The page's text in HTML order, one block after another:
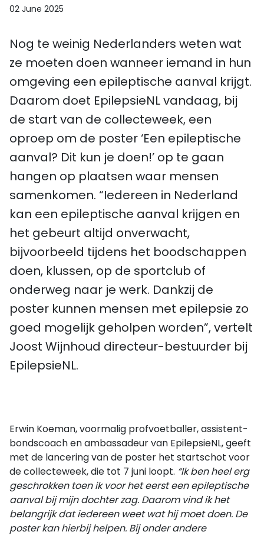
02 June 2025
Nog te weinig Nederlanders weten wat
ze moeten doen wanneer iemand in hun
omgeving een epileptische aanval krijgt.
Daarom doet EpilepsieNL vandaag, bij
de start van de collecteweek, een
oproep om de poster ‘Een epileptische
aanval? Dit kun je doen!’ op te gaan
hangen op plaatsen waar mensen
samenkomen. “Iedereen in Nederland
kan een epileptische aanval krijgen en
het gebeurt altijd onverwacht,
bijvoorbeeld tijdens het boodschappen
doen, klussen, op de sportclub of
onderweg naar je werk. Dankzij de
poster kunnen mensen met epilepsie zo
goed mogelijk geholpen worden”, vertelt
Joost Wijnhoud directeur-bestuurder bij
EpilepsieNL.
Erwin Koeman, voormalig profvoetballer, assistent-
bondscoach en ambassadeur van EpilepsieNL, geeft
met de lancering van de poster het startschot voor
de collecteweek, die tot 7 juni loopt. “Ik ben heel erg
geschrokken toen ik voor het eerst een epileptische
aanval bij mijn dochter zag. Daarom vind ik het
belangrijk dat iedereen weet wat hij moet doen. De
poster kan hierbij helpen. Bij onder andere